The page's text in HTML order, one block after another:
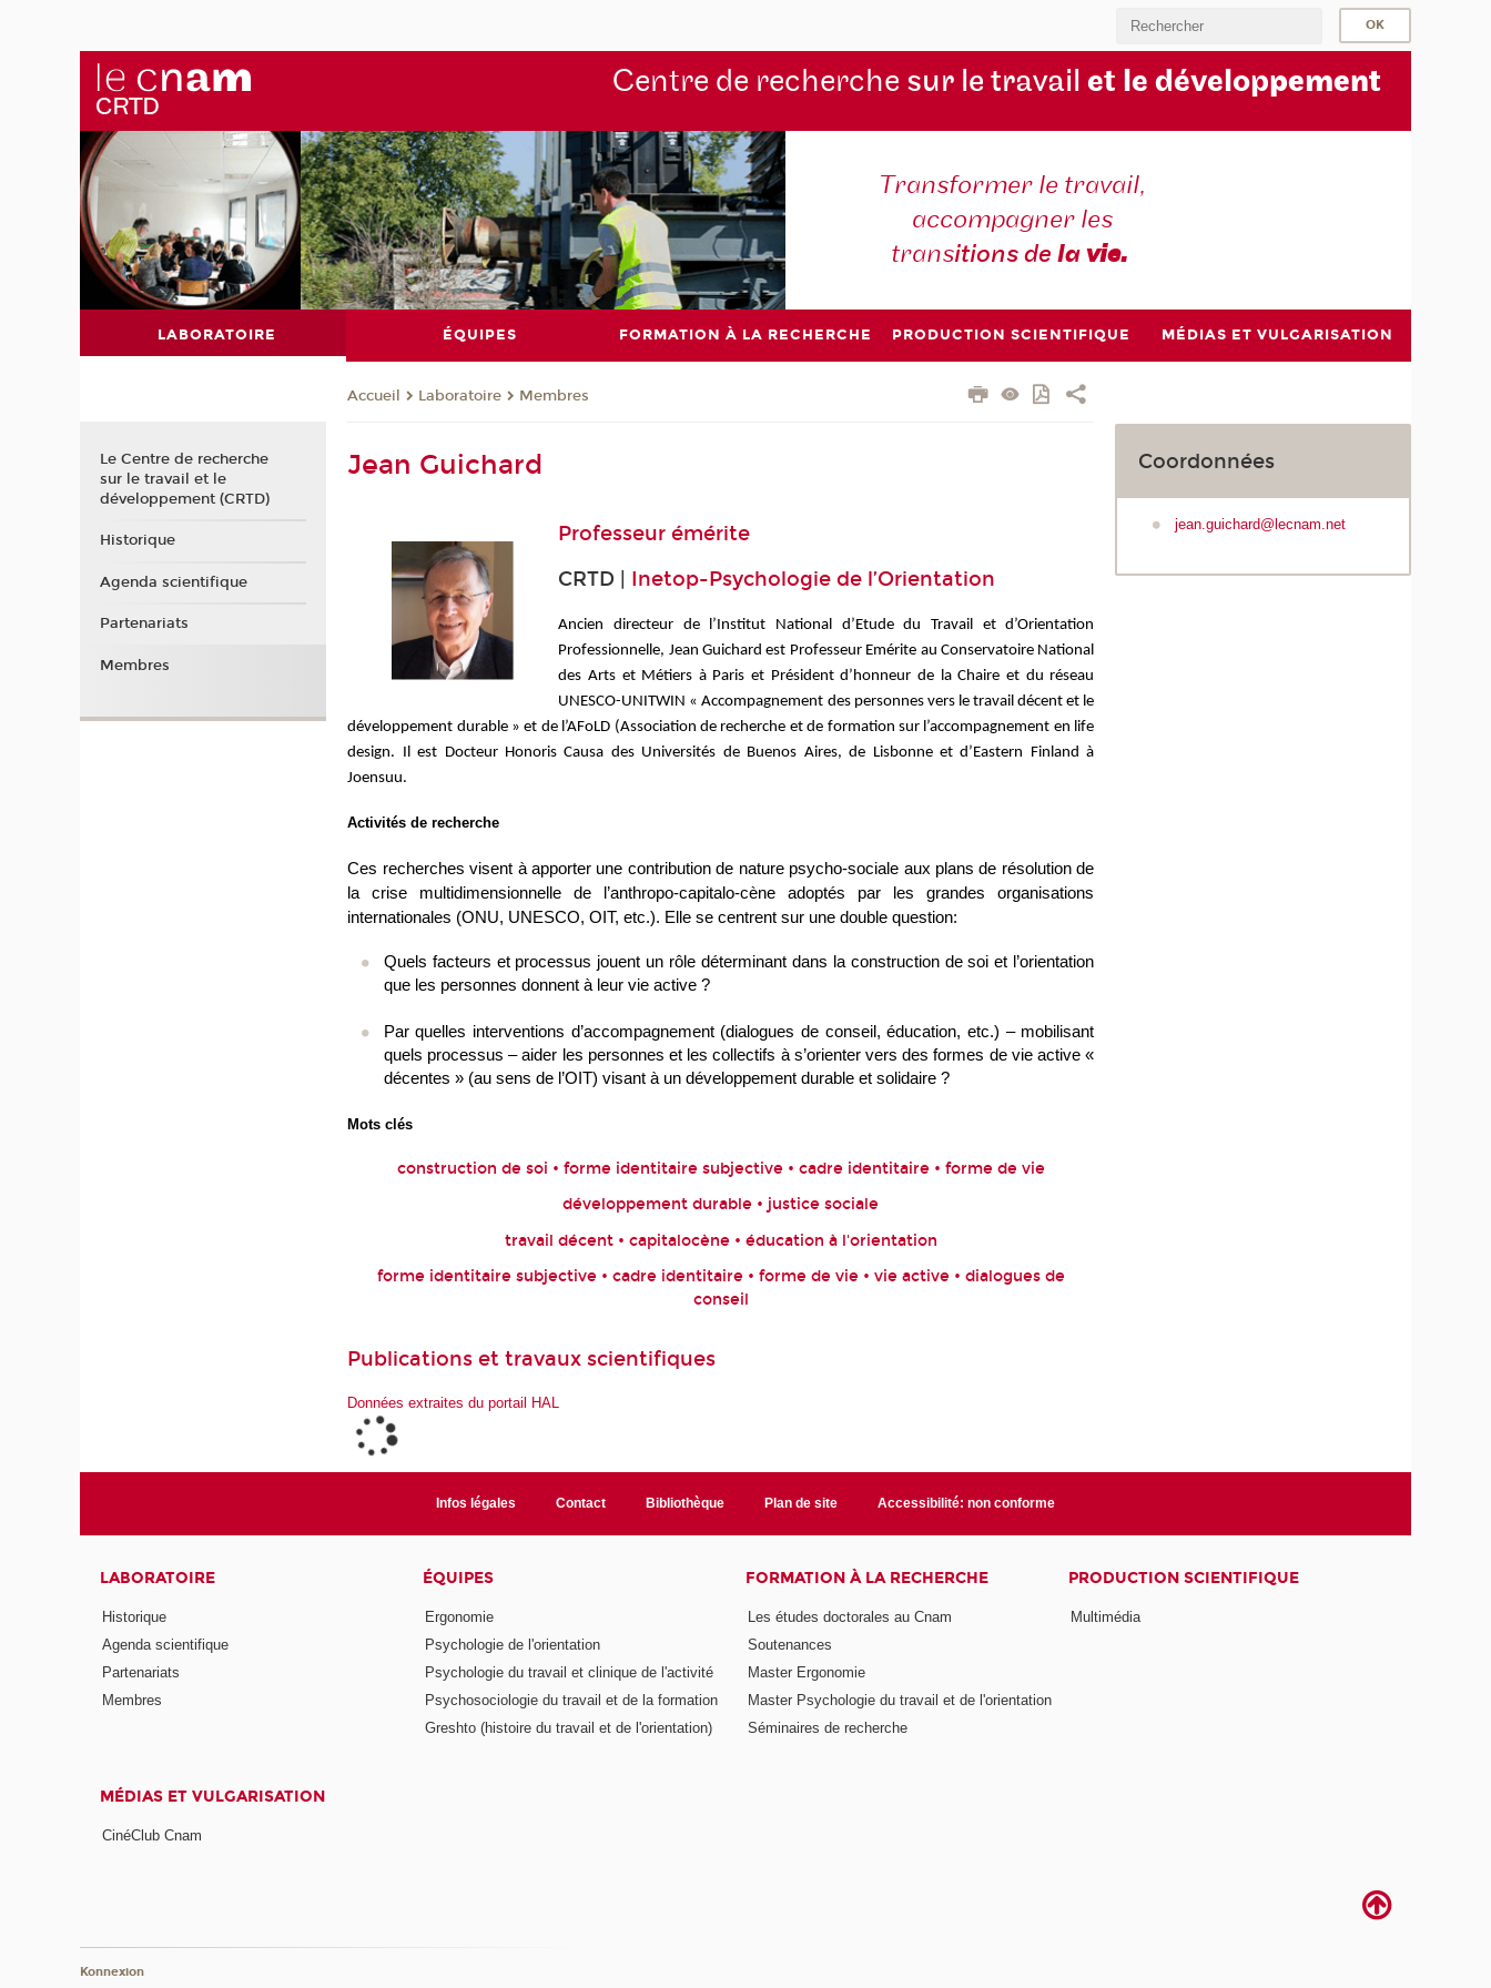
Centre de recherche sur le travail et le développement
Transformer le travail,
accompagner les
transitions de lavie.
LABORATOIRE ÉQUIPES FORMATION À LA RECHERCHE PRODUCTION SCIENTIFIQUE MÉDIAS ET VULGARISATION
Accueil Laboratoire Membres
Jean Guichard
Professeur émérite
CRTD | Inetop-Psychologie de l’Orientation
Ancien directeur de l’Institut National d’Etude du Travail et d’Orientation
Professionnelle, Jean Guichard est Professeur Emérite au Conservatoire National
des Arts et Métiers à Paris et Président d’honneur de la Chaire et du réseau
UNESCO-UNITWIN « Accompagnement des personnes vers le travail décent et le
développement durable » et de l’AFoLD (Association de recherche et de formation sur l’accompagnement en life
design. Il est Docteur Honoris Causa des Universités de Buenos Aires, de Lisbonne et d’Eastern Finland à
Joensuu.
Activités de recherche
Ces recherches visent à apporter une contribution de nature psycho-sociale aux plans de résolution de
la crise multidimensionnelle de l’anthropo-capitalo-cène adoptés par les grandes organisations
internationales (ONU, UNESCO, OIT, etc.). Elle se centrent sur une double question:
Quels facteurs et processus jouent un rôle déterminant dans la construction de soi et l’orientation
que les personnes donnent à leur vie active ?
Par quelles interventions d’accompagnement (dialogues de conseil, éducation, etc.) – mobilisant
quels processus – aider les personnes et les collectifs à s’orienter vers des formes de vie active «
décentes » (au sens de l’OIT) visant à un développement durable et solidaire ?
Mots clés
construction de soi • forme identitaire subjective • cadre identitaire • forme de vie
développement durable • justice sociale
travail décent • capitalocène • éducation à l'orientation
forme identitaire subjective • cadre identitaire • forme de vie • vie active • dialogues de
conseil
Publications et travaux scientifiques
Données extraites du portail HAL
Coordonnées
jean.guichard@lecnam.net
Le Centre de recherche
sur le travail et le
développement (CRTD)
Historique
Agenda scientifique
Partenariats
Membres
Infos légales Contact Bibliothèque Plan de site Accessibilité: non conforme
LABORATOIRE
Historique
Agenda scientifique
Partenariats
Membres
ÉQUIPES
Ergonomie
Psychologie de l'orientation
Psychologie du travail et clinique de l'activité
Psychosociologie du travail et de la formation
Greshto (histoire du travail et de l'orientation)
FORMATION À LA RECHERCHE
Les études doctorales au Cnam
Soutenances
Master Ergonomie
Master Psychologie du travail et de l'orientation
Séminaires de recherche
PRODUCTION SCIENTIFIQUE
Multimédia
MÉDIAS ET VULGARISATION
CinéClub Cnam
Konnexion